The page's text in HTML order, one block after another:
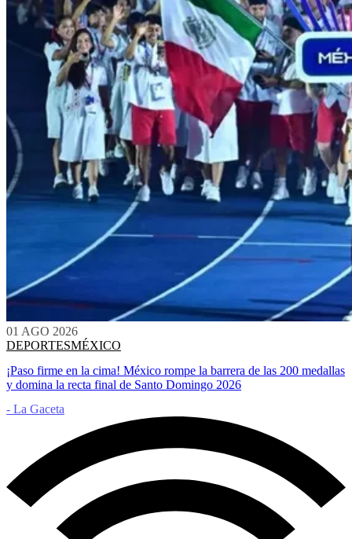
01 AGO 2026
DEPORTESMÉXICO
¡Paso firme en la cima! México rompe la barrera de las 200 medallas
y domina la recta final de Santo Domingo 2026
- La Gaceta